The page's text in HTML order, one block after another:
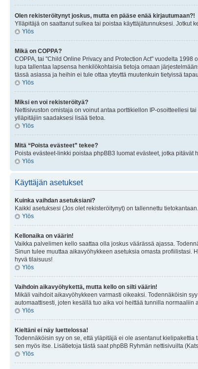
Olen rekisteröitynyt joskus, mutta en pääse enää kirjautumaan?!
Ylläpitäjä on saattanut sulkea tai poistaa käyttäjätunnuksesi. Jotkut
Ylös
Mikä on COPPA?
COPPA, tai "Child Online Privacy and Protection Act" vuodelta
lupa tallentaa lapsensa henkilökohtaisia tietoja omaan
tässä asiassa ja heihin ei tule ottaa yteyttä muutenkuin tietyissä
Ylös
Miksi en voi rekisteröityä?
Nettisivuston omistaja on voinut antaa porttikiellon IP-osoitteellesi
ylläpitäjiin saadaksesi lisää tietoa.
Ylös
Mitä “Poista evästeet” tekee?
Poista evästeet-linkki poistaa phpBB3 luomat evästeet, jotka
Ylös
Käyttäjän asetukset
Kuinka vaihdan asetuksiani?
Kaikki asetuksesi (Jos olet rekisteröitynyt) on tallennettu
Ylös
Kellonaika on väärin!
Vaikka palvelimen kello saattaa olla joskus väärässä ajassa.
Sinun tulee muuttaa aikavyöhykkeen asetuksia omasta profiilistasi.
hyvä tilaisuus!
Ylös
Vaihdoin aikavyöhykettä, mutta kello on silti väärin!
Mikäli vaihdoit aikavyöhykkeen varmasti oikeaksi. Todennäköisin
automaattisesti, joten kesällä tuo aika voi heittää tunnilla normaaliin
Ylös
Kieltäni ei näy luettelossa!
Todennäköisin syy on se, että yläpitäjä ei ole asentanut
sen myös itse. Lisätietoja tästä saat phpBB Ryhmän nettisivuilta
Ylös